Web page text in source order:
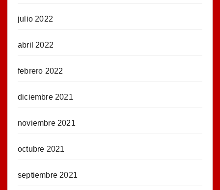
julio 2022
abril 2022
febrero 2022
diciembre 2021
noviembre 2021
octubre 2021
septiembre 2021